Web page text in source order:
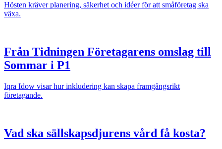
Hösten kräver planering, säkerhet och idéer för att småföretag ska
växa.
Från Tidningen Företagarens omslag till
Sommar i P1
Iqra Idow visar hur inkludering kan skapa framgångsrikt
företagande.
Vad ska sällskapsdjurens vård få kosta?